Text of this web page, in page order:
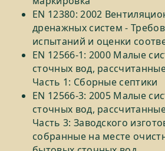
EN 12380: 2002
дренажных систем -
испытаний и оценки
EN 12566-1: 2000 Малые
сточных вод,
Часть 1: Сборные септики
EN 12566-3: 2005 Малые
сточных вод,
Часть 3: Заводского
собранные на месте